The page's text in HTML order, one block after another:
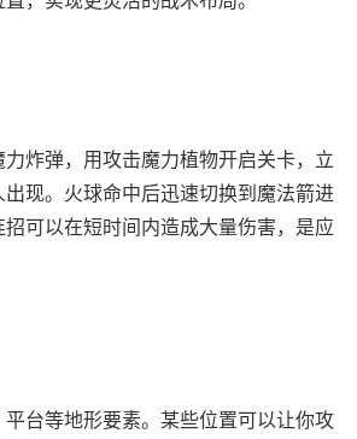
炸弹，用攻击魔力植物开启关卡，立
现。火球命中后迅速切换到魔法箭进
可以在短时间内造成大量伤害，是应
台等地形要素。某些位置可以让你攻